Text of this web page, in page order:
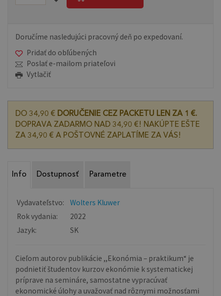
Doručíme nasledujúci pracovný deň po expedovaní.
Pridať do obľúbených
Poslať e-mailom priateľovi
Vytlačiť
DO 34,90 € DORUČENIE CEZ PACKETU LEN ZA 1 €.
DOPRAVA ZADARMO NAD 34,90 €! NAKÚPTE EŠTE
ZA 34,90 € A POŠTOVNÉ ZAPLATÍME ZA VÁS!
Info Dostupnosť Parametre
Vydavateľstvo:
Wolters Kluwer
Rok vydania:
2022
Jazyk:
SK
Cieľom autorov publikácie ,,Ekonómia – praktikum“ je
podnietiť študentov kurzov ekonómie k systematickej
príprave na semináre, samostatne vypracúvať
ekonomické úlohy a uvažovať nad rôznymi možnosťami